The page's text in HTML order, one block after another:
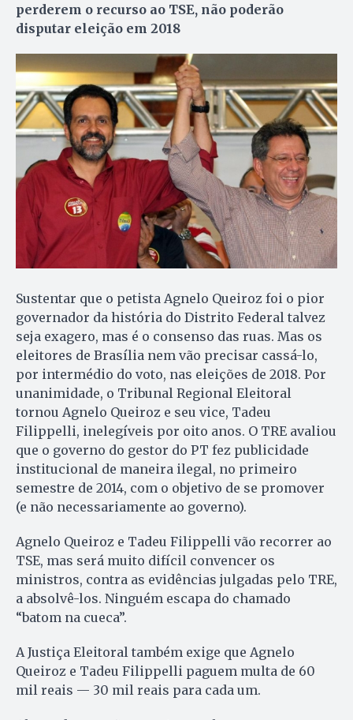
perderem o recurso ao TSE, não poderão
disputar eleição em 2018
Sustentar que o petista Agnelo Queiroz foi o pior
governador da história do Distrito Federal talvez
seja exagero, mas é o consenso das ruas. Mas os
eleitores de Brasília nem vão precisar cassá-lo,
por intermédio do voto, nas eleições de 2018. Por
unanimidade, o Tribunal Regional Eleitoral
tornou Agnelo Queiroz e seu vice, Tadeu
Filippelli, inelegíveis por oito anos. O TRE avaliou
que o governo do gestor do PT fez publicidade
institucional de maneira ilegal, no primeiro
semestre de 2014, com o objetivo de se promover
(e não necessariamente ao governo).
Agnelo Queiroz e Tadeu Filippelli vão recorrer ao
TSE, mas será muito difícil convencer os
ministros, contra as evidências julgadas pelo TRE,
a absolvê-los. Ninguém escapa do chamado
“batom na cueca”.
A Justiça Eleitoral também exige que Agnelo
Queiroz e Tadeu Filippelli paguem multa de 60
mil reais — 30 mil reais para cada um.